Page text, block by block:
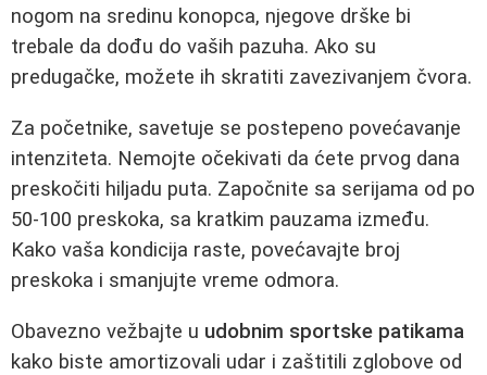
nogom na sredinu konopca, njegove drške bi
trebale da dođu do vaših pazuha. Ako su
predugačke, možete ih skratiti zavezivanjem čvora.
Za početnike, savetuje se postepeno povećavanje
intenziteta. Nemojte očekivati da ćete prvog dana
preskočiti hiljadu puta. Započnite sa serijama od po
50-100 preskoka, sa kratkim pauzama između.
Kako vaša kondicija raste, povećavajte broj
preskoka i smanjujte vreme odmora.
Obavezno vežbajte u udobnim sportske patikama
kako biste amortizovali udar i zaštitili zglobove od